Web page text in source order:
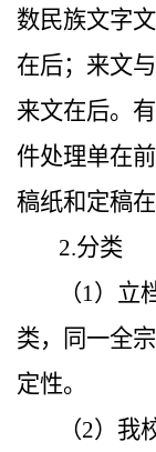
数民族文字
在后；来文
来文在后。
件处理单在
稿纸和定稿在
2.分类
（1）
类，同一全
定性。
（2）